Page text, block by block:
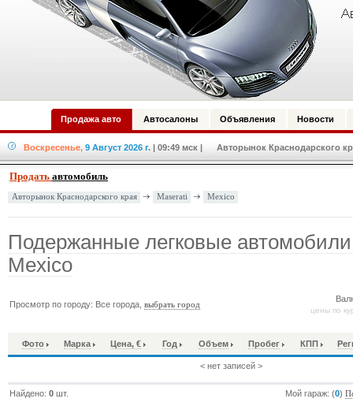
Продажа авто Автосалоны Объявления Новости
Воскресенье, 9 Август 2026 г. | 09:49 мск | Авторынок Краснодарского
Продать автомобиль
Авторынок Краснодарского края Maserati Mexico
Подержанные легковые
Mexico
Просмотр по городу: Все города,выбрать город
цены по
Фото Марка Цена, € Год Объем Пробег КПП
< нет записей >
Найдено:0 шт. Мой гараж: (0)